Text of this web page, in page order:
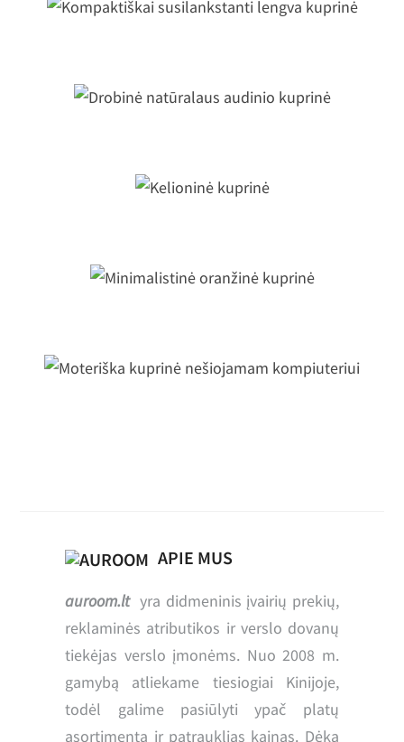
Kompaktiškai susilankstanti lengva
Moteriška kuprinė nešiojamam
APIE MUS
auroom.ltyra didmeninis įvairių prekių,
reklaminės atributikos ir verslo dovanų
tiekėjas verslo įmonėms. Nuo 2008 m.
gamybą atliekame tiesiogiai Kinijoje,
todėl galime pasiūlyti ypač platų
asortimentą ir patrauklias kainas. Dėka